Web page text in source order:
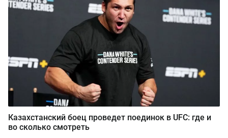
Казахстанский боец проведет поединок в UFC: где и
во сколько смотреть